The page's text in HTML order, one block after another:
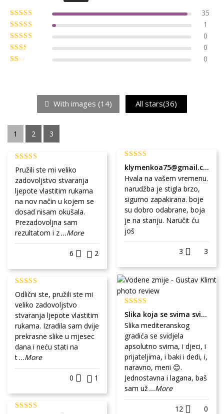
35
1
0
0
0
With images (14) All stars(36)
1 2 3
Pružili ste mi veliko
zadovoljstvo stvaranja
ljepote vlastitim rukama
na nov način u kojem se
dosad nisam okušala.
Prezadovoljna sam
rezultatom i z...More
6 2
Odlični ste, pružili ste mi
veliko zadovoljstvo
stvaranja ljepote vlastitim
rukama. Izradila sam dvije
prekrasne slike u mjesec
dana i neću stati na
t...More
0 1
klymenkoa75@gmail.com
Hvala na vašem vremenu.
narudžba je stigla brzo,
sigurno zapakirana. boje
su dobro odabrane, boja
je na stanju. Naručit ću
još
3 3
Slika koja se svima sviđa
Slika mediteranskog
gradića se svidjela
apsolutno svima, i djeci, i
prijateljima, i baki i dedi, i,
naravno, meni 😊.
Jednostavna i lagana, baš
sam už ...More
12 0